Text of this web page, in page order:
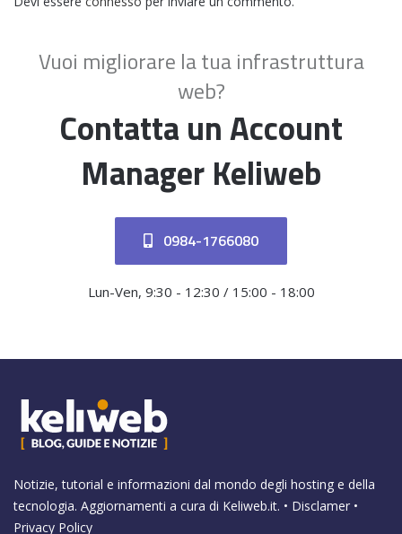
Vuoi migliorare la tua infrastruttura
web?
Contatta un Account
Manager Keliweb
0984-1766080
Lun-Ven, 9:30 - 12:30 / 15:00 - 18:00
Notizie, tutorial e informazioni dal mondo degli hosting e della
tecnologia. Aggiornamenti a cura di Keliweb.it. • Disclamer •
Privacy Policy